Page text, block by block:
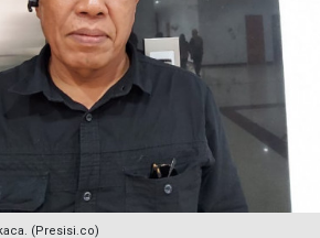
(Presisi.co)